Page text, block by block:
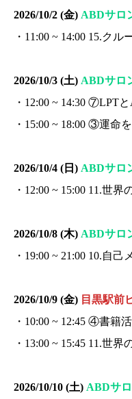
2026/10/2 (金) ABDサロ
・11:00 ~ 14:00 15.ク
2026/10/3 (土) ABDサロ
・12:00 ~ 14:30 ⑦LPT
・15:00 ~ 18:00 ③運命
2026/10/4 (日) ABDサロ
・12:00 ~ 15:00 11.世
2026/10/8 (木) ABDサロ
・19:00 ~ 21:00 10.自
2026/10/9 (金) 目黒駅前
・10:00 ~ 12:45 ④書籍
・13:00 ~ 15:45 11.世
2026/10/10 (土) ABDサロ